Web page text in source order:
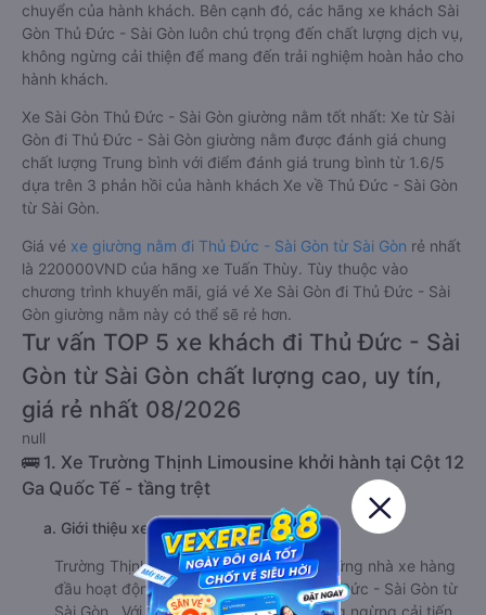
chuyển của hành khách. Bên cạnh đó, các hãng xe khách Sài
Gòn Thủ Đức - Sài Gòn luôn chú trọng đến chất lượng dịch vụ,
không ngừng cải thiện để mang đến trải nghiệm hoàn hảo cho
hành khách.
Xe Sài Gòn Thủ Đức - Sài Gòn giường nằm tốt nhất: Xe từ Sài
Gòn đi Thủ Đức - Sài Gòn giường nằm được đánh giá chung
chất lượng Trung bình với điểm đánh giá trung bình từ 1.6/5
dựa trên 3 phản hồi của hành khách Xe về Thủ Đức - Sài Gòn
từ Sài Gòn.
Giá vé xe giường nằm đi Thủ Đức - Sài Gòn từ Sài Gòn rẻ nhất
là 220000VND của hãng xe Tuấn Thùy. Tùy thuộc vào
chương trình khuyến mãi, giá vé Xe Sài Gòn đi Thủ Đức - Sài
Gòn giường nằm này có thể sẽ rẻ hơn.
Tư vấn TOP 5 xe khách đi Thủ Đức - Sài
Gòn từ Sài Gòn chất lượng cao, uy tín,
giá rẻ nhất 08/2026
null
🚌 1. Xe Trường Thịnh Limousine khởi hành tại Cột 12
Ga Quốc Tế - tầng trệt
a. Giới thiệu xe Trường Thịnh Limousine
Trường Thịnh Limousine là một trong những nhà xe hàng
đầu hoạt động trên tuyến đường đi Thủ Đức - Sài Gòn từ
Sài Gòn . Với vị thế hiện tại, nhà xe không ngừng cải tiến